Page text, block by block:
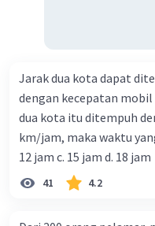
Jarak dua kota dapat
dengan kecepatan
dua kota itu ditempuh
km/jam, maka waktu yang
12 jam c. 15 jam d. 18 jam
41 4.2